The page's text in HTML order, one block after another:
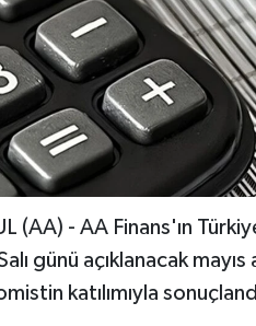
(AA) - AA Finans'ın
günü açıklanacak
katılımıyla